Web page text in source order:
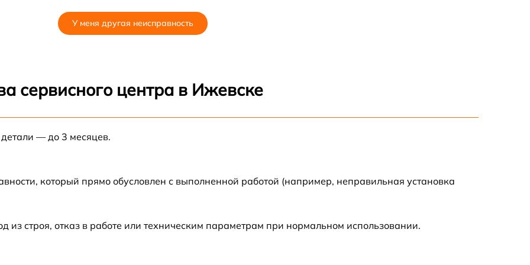
У меня другая неисправность
сервисного центра в Ижевске
— до 3 месяцев.
который прямо обусловлен с выполненной работой (например, неправильная установка
строя, отказ в работе или техническим параметрам при нормальном использовании.